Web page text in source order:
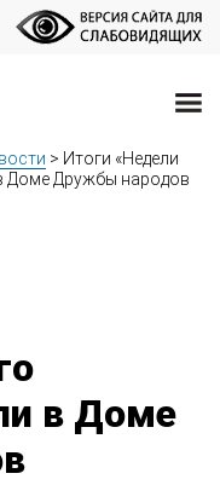
> Итоги «Недели
Доме Дружбы народов
в Доме